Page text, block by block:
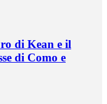
di Kean e il
di Como e